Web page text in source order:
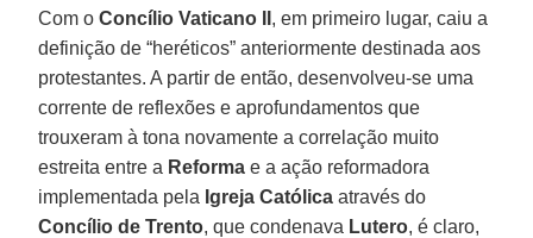
Com oConcílio Vaticano II , em primeiro lugar, caiu a
definição de “heréticos” anteriormente destinada aos
protestantes. A partir de então, desenvolveu-se uma
corrente de reflexões e aprofundamentos que
trouxeram à tona novamente a correlação muito
estreita entre a Reforma e a ação reformadora
implementada pela Igreja Católica através do
Concílio de Trento, que condenava Lutero, é claro,